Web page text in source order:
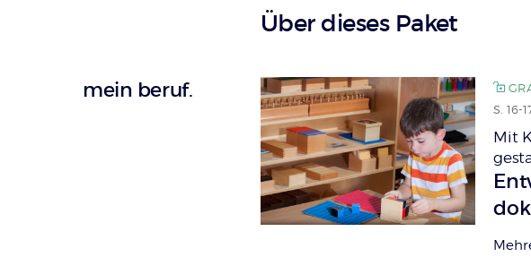
Über dieses Paket
mein beruf.
S. 16-
Mit
: